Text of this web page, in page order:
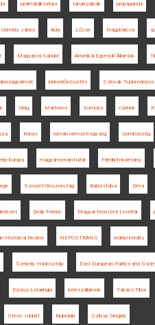
proletárdiktatúra tanári pályák propaganda
Gömöry János Ada Lőcse Nagybarcsa
Magyarosi Sándor Amerikai Egyesült Államok
békeelőkészítés Szlovák Tudományos
Világ Martonos Somorja csehek
Könyv román nemzeti egység Gombaszög
Európa magyar-román határ Friedrich-kormány
Szovjet-Oroszország Balázsfalva Déva
Deák Ferenc Magyar Nemzeti Levéltár
Historical Review NEPOSTRANS erdélyi kérdés
Székely Hadosztály East European Politics and
Elzász-Lotaringia kérészállamok Takács Tibor
Steve Jobbitt Klubrádió Szilvay Gergely